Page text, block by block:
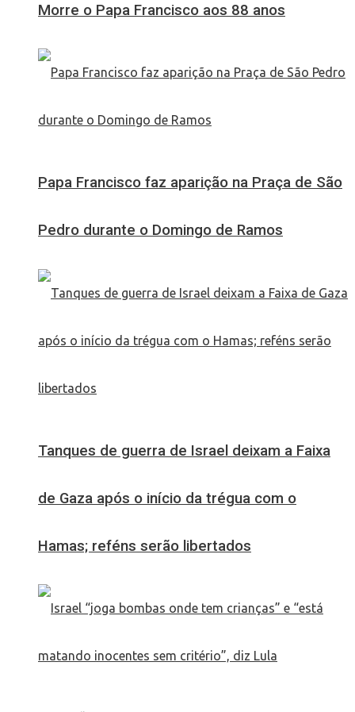
Morre o Papa Francisco aos 88 anos
Papa Francisco faz aparição na Praça de São
Pedro durante o Domingo de Ramos
Tanques de guerra de Israel deixam a Faixa
de Gaza após o início da trégua com o
Hamas; reféns serão libertados